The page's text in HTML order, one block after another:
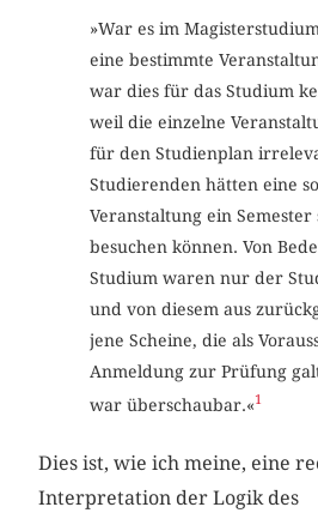
»War es im
eine bestimmte
war dies für das Studium
weil die einzelne
für den Studienplan
Studierenden hätten eine
Veranstaltung ein Semester
besuchen können. Von
Studium waren nur der
und von diesem aus
jene Scheine, die als
Anmeldung zur Prüfung
war überschaubar.«1
Dies ist, wie ich meine, eine
Interpretation der Logik des